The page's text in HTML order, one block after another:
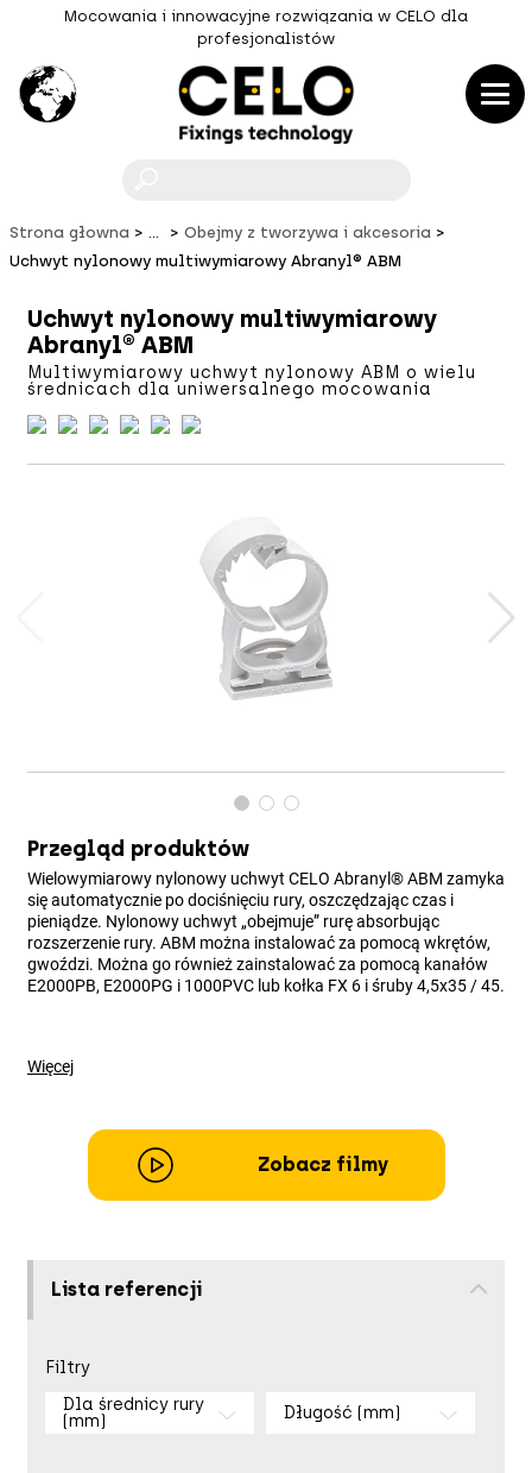
Mocowania i innowacyjne rozwiązania w CELO dla
profesjonalistów
Strona głowna ...
Obejmy z tworzywa i akcesoria
Uchwyt nylonowy multiwymiarowy Abranyl® ABM
Uchwyt nylonowy multiwymiarowy
Abranyl® ABM
Multiwymiarowy uchwyt nylonowy ABM o wielu
średnicach dla uniwersalnego mocowania
Przegląd produktów
Wielowymiarowy nylonowy uchwyt CELO Abranyl® ABM zamyka
się automatycznie po dociśnięciu rury, oszczędzając czas i
pieniądze. Nylonowy uchwyt „obejmuje” rurę absorbując
rozszerzenie rury. ABM można instalować za pomocą wkrętów,
gwoździ. Można go również zainstalować za pomocą kanałów
E2000PB, E2000PG i 1000PVC lub kołka FX 6 i śruby 4,5x35 / 45.
Więcej
Zobacz filmy
Lista referencji
Filtry
Dla średnicy rury
(mm)
Długość (mm)